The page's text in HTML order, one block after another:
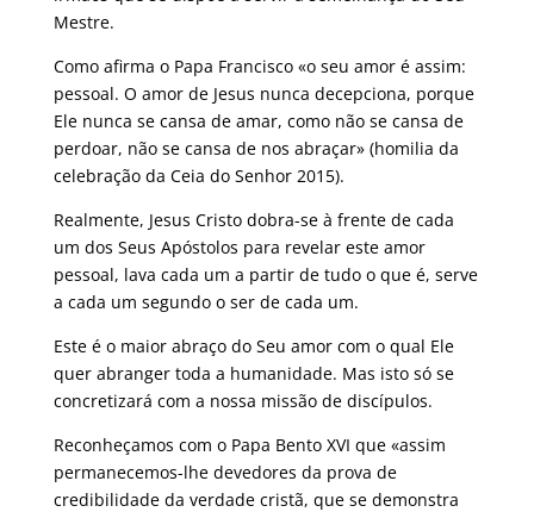
Mestre.
Como afirma o Papa Francisco «o seu amor é assim:
pessoal. O amor de Jesus nunca decepciona, porque
Ele nunca se cansa de amar, como não se cansa de
perdoar, não se cansa de nos abraçar» (homilia da
celebração da Ceia do Senhor 2015).
Realmente, Jesus Cristo dobra-se à frente de cada
um dos Seus Apóstolos para revelar este amor
pessoal, lava cada um a partir de tudo o que é, serve
a cada um segundo o ser de cada um.
Este é o maior abraço do Seu amor com o qual Ele
quer abranger toda a humanidade. Mas isto só se
concretizará com a nossa missão de discípulos.
Reconheçamos com o Papa Bento XVI que «assim
permanecemos-lhe devedores da prova de
credibilidade da verdade cristã, que se demonstra